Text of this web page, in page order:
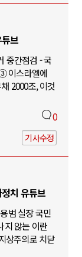
브
중간점검 - 국
이스라엘에
2000조, 이것
0
기사수정
치 유튜브
범 실장 국민
지 않는 이란
상주의로 치닫